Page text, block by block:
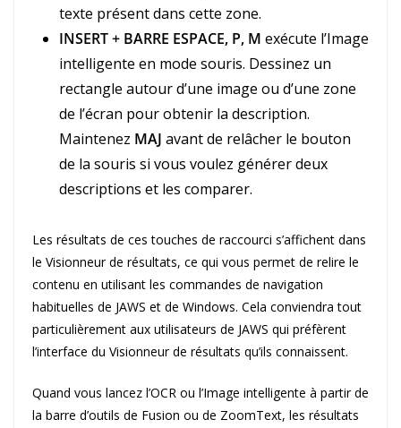
texte présent dans cette zone.
INSERT + BARRE ESPACE, P, M exécute l’Image
intelligente en mode souris. Dessinez un
rectangle autour d’une image ou d’une zone
de l’écran pour obtenir la description.
Maintenez MAJ avant de relâcher le bouton
de la souris si vous voulez générer deux
descriptions et les comparer.
Les résultats de ces touches de raccourci s’affichent dans
le Visionneur de résultats, ce qui vous permet de relire le
contenu en utilisant les commandes de navigation
habituelles de JAWS et de Windows. Cela conviendra tout
particulièrement aux utilisateurs de JAWS qui préfèrent
l’interface du Visionneur de résultats qu’ils connaissent.
Quand vous lancez l’OCR ou l’Image intelligente à partir de
la barre d’outils de Fusion ou de ZoomText, les résultats